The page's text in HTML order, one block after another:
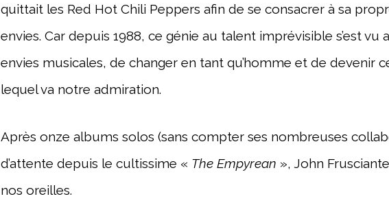
quittait les Red Hot Chili Peppers afin de se consacrer à sa
envies. Car depuis 1988, ce génie au talent imprévisible s’est vu
envies musicales, de changer en tant qu’homme et de devenir
lequel va notre admiration.
Après onze albums solos (sans compter ses nombreuses
d’attente depuis le cultissime « The Empyrean », John
nos oreilles.